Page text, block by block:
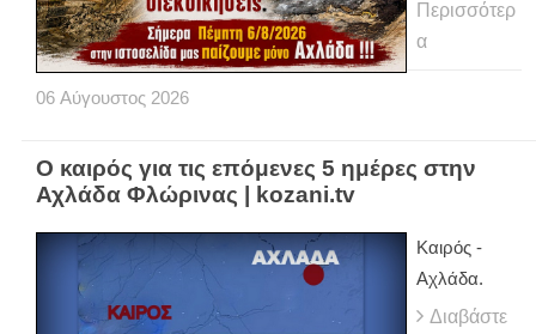
Περισσότερ
α
06 Αύγουστος 2026
Ο καιρός για τις επόμενες 5 ημέρες στην
Αχλάδα Φλώρινας | kozani.tv
Kαιρός -
Αχλάδα.
Διαβάστε